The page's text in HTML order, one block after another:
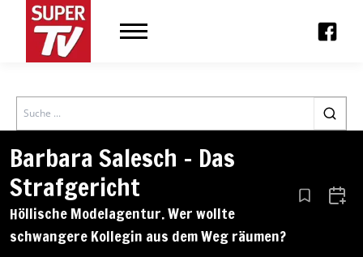
Search
Barbara Salesch – Das
Strafgericht
Höllische Modelagentur. Wer wollte
schwangere Kollegin aus dem Weg räumen?
Aus den